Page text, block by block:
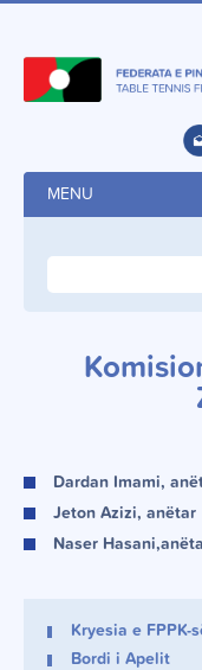
MENU
Dardan Imami,
Jeton Azizi, anëtar
Naser Hasani,
Kryesia e FPPK-
Bordi i Apelit